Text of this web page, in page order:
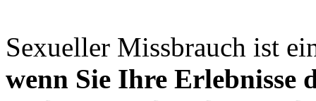
Sexueller Missbrauch ist
wenn Sie Ihre Erlebnisse